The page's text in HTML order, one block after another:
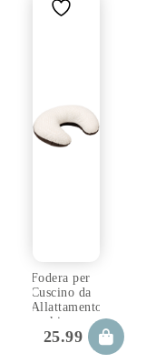
Fodera per
Cuscino da
Allattamento
cookie
25.99 €